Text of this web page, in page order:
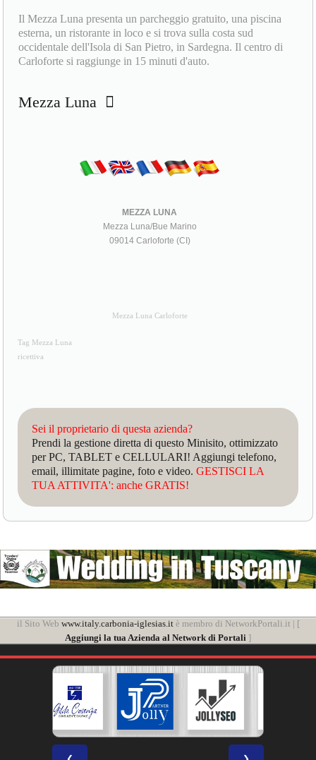
Il Mezza Luna presenta un parcheggio gratuito, una piscina
esterna, un ristorante in loco e si trova sulla costa sud
occidentale dell'Isola di San Pietro, in Sardegna. Il centro di
Carloforte si raggiunge in 15 minuti d'auto.
Mezza Luna
MEZZA LUNA
Mezza Luna/Bue Marino
09014 Carloforte (CI)
Mezza Luna Carloforte
Tag Mezza Luna
ricettiva
Sei il proprietario di questa azienda?
Prendi la gestione diretta di questo Minisito, ottimizzato
per PC, TABLET e CELLULARI! Aggiungi telefono,
email, illimitate pagine, foto e video.GESTISCI LA
TUA ATTIVITA': anche GRATIS!
il Sito Web www.italy.carbonia-iglesias.itè membro di NetworkPortali.it | [
Aggiungi la tua Azienda al Network di Portali ]